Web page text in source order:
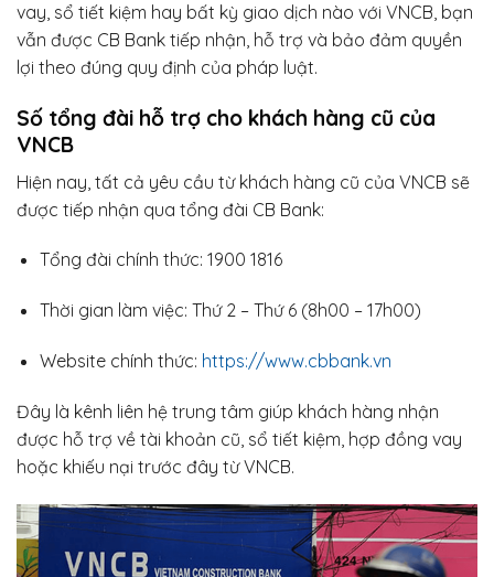
vay, sổ tiết kiệm hay bất kỳ giao dịch nào với VNCB, bạn
vẫn được CB Bank tiếp nhận, hỗ trợ và bảo đảm quyền
lợi theo đúng quy định của pháp luật.
Số tổng đài hỗ trợ cho khách hàng cũ của
VNCB
Hiện nay, tất cả yêu cầu từ khách hàng cũ của VNCB sẽ
được tiếp nhận qua tổng đài CB Bank:
Tổng đài chính thức: 1900 1816
Thời gian làm việc: Thứ 2 – Thứ 6 (8h00 – 17h00)
Website chính thức: https://www.cbbank.vn
Đây là kênh liên hệ trung tâm giúp khách hàng nhận
được hỗ trợ về tài khoản cũ, sổ tiết kiệm, hợp đồng vay
hoặc khiếu nại trước đây từ VNCB.